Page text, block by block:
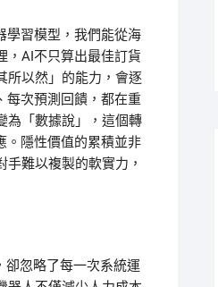
學習模型，我們能從海
，AI不只算出最佳訂貨
所以然」的能力，會逐
每次預測回饋，都在重
為「數據說」，這個轉
。隱性價值的累積並非
難以複製的軟實力，
忽略了每一次系統運